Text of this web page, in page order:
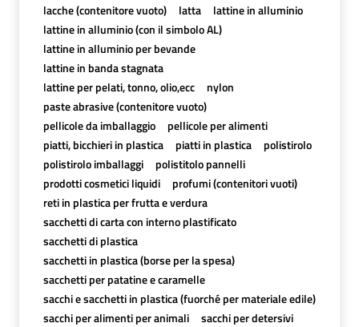
lacche (contenitore vuoto)
latta
lattine in alluminio
lattine in alluminio (con il simbolo AL)
lattine in alluminio per bevande
lattine in banda stagnata
lattine per pelati, tonno, olio,ecc
nylon
paste abrasive (contenitore vuoto)
pellicole da imballaggio
pellicole per alimenti
piatti, bicchieri in plastica
piatti in plastica
polistirolo
polistirolo imballaggi
polistitolo pannelli
prodotti cosmetici liquidi
profumi (contenitori vuoti)
reti in plastica per frutta e verdura
sacchetti di carta con interno plastificato
sacchetti di plastica
sacchetti in plastica (borse per la spesa)
sacchetti per patatine e caramelle
sacchi e sacchetti in plastica (fuorché per materiale edile)
sacchi per alimenti per animali
sacchi per detersivi